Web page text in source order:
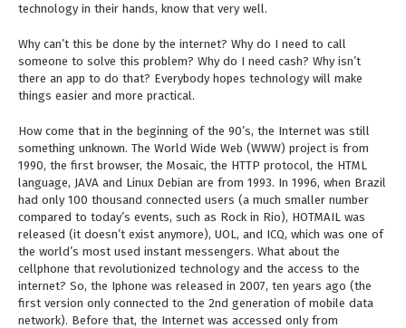
technology in their hands, know that very well.
Why can’t this be done by the internet? Why do I need to call
someone to solve this problem? Why do I need cash? Why isn’t
there an app to do that? Everybody hopes technology will make
things easier and more practical.
How come that in the beginning of the 90’s, the Internet was still
something unknown. The World Wide Web (WWW) project is from
1990, the first browser, the Mosaic, the HTTP protocol, the HTML
language, JAVA and Linux Debian are from 1993. In 1996, when Brazil
had only 100 thousand connected users (a much smaller number
compared to today’s events, such as Rock in Rio), HOTMAIL was
released (it doesn’t exist anymore), UOL, and ICQ, which was one of
the world’s most used instant messengers. What about the
cellphone that revolutionized technology and the access to the
internet? So, the Iphone was released in 2007, ten years ago (the
first version only connected to the 2nd generation of mobile data
network). Before that, the Internet was accessed only from